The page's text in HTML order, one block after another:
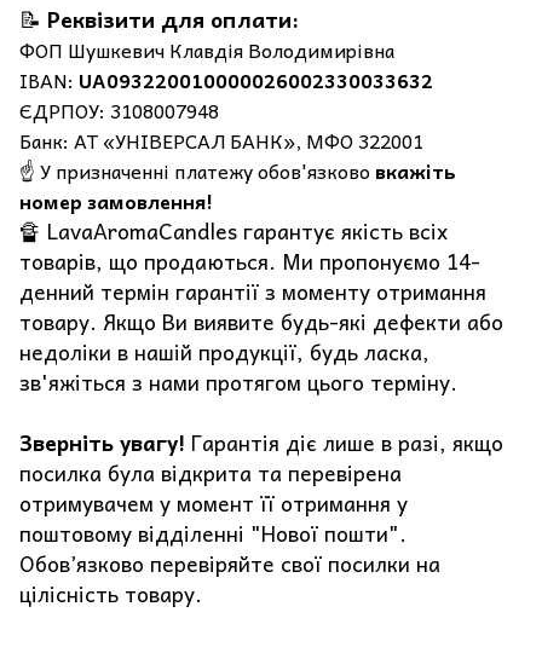
📝 Реквізити для оплати:
ФОП Шушкевич Клавдія Володимирівна
IBAN: UA093220010000026002330033632
ЄДРПОУ: 3108007948
Банк: АТ «УНІВЕРСАЛ БАНК», МФО 322001
☝️ У призначенні платежу обов'язково вкажіть
номер замовлення!
🔏 LavaAromaCandles гарантує якість всіх
товарів, що продаються. Ми пропонуємо 14-
денний термін гарантії з моменту отримання
товару. Якщо Ви виявите будь-які дефекти або
недоліки в нашій продукції, будь ласка,
зв'яжіться з нами протягом цього терміну.
Зверніть увагу! Гарантія діє лише в разі, якщо
посилка була відкрита та перевірена
отримувачем у момент її отримання у
поштовому відділенні "Нової пошти".
Обов’язково перевіряйте свої посилки на
цілісність товару.